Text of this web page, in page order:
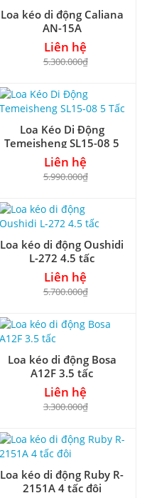
Loa kéo di động Caliana
AN-15A
Liên hệ
5.300.000₫
Loa Kéo Di Động
Temeisheng SL15-08 5
Tấc
Liên hệ
5.990.000₫
Loa kéo di động Oushidi
L-272 4.5 tấc
Liên hệ
5.700.000₫
Loa kéo di động Bosa
A12F 3.5 tấc
Liên hệ
3.300.000₫
Loa kéo di động Ruby R-
2151A 4 tấc đôi